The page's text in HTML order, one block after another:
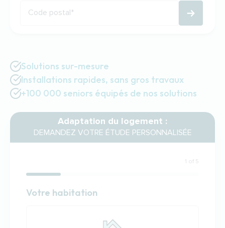
Code postal*
Solutions sur-mesure
Installations rapides, sans gros travaux
+100 000 seniors équipés de nos solutions
Adaptation du logement :
DEMANDEZ VOTRE ÉTUDE PERSONNALISÉE
1 of 5
Habitation
Votre habitation